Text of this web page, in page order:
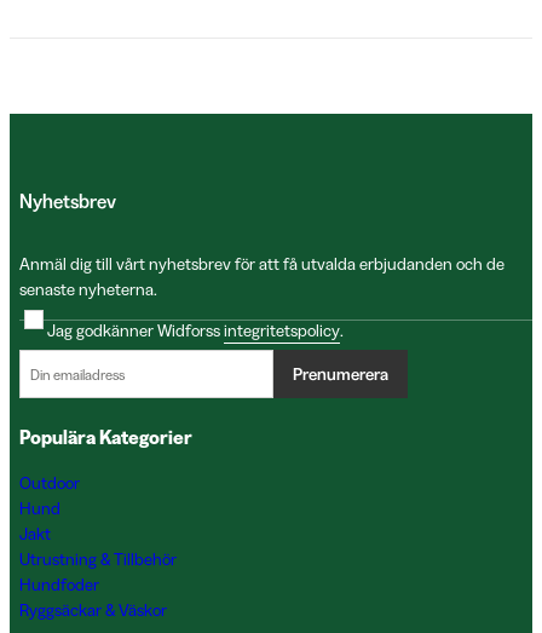
Nyhetsbrev
Anmäl dig till vårt nyhetsbrev för att få utvalda erbjudanden och de
senaste nyheterna.
Jag godkänner Widforssintegritetspolicy.
Prenumerera
Populära Kategorier
Outdoor
Hund
Jakt
Utrustning & Tillbehör
Hundfoder
Ryggsäckar & Väskor